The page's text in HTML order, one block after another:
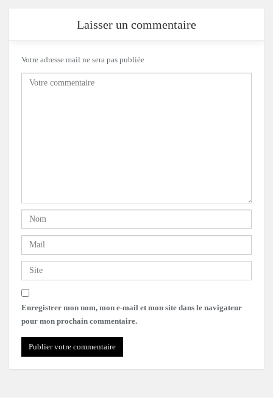
Laisser un commentaire
Votre adresse mail ne sera pas publiée
Enregistrer mon nom, mon e-mail et mon site dans le navigateur
pour mon prochain commentaire.